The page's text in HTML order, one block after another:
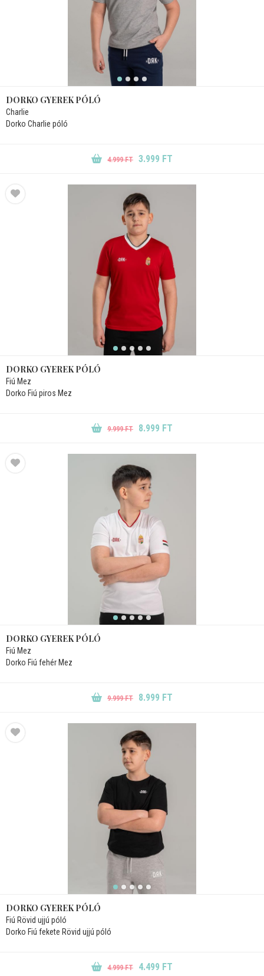
DORKO GYEREK PÓLÓ
Charlie
Dorko Charlie póló
4.999 FT 3.999 FT
DORKO GYEREK PÓLÓ
Fiú Mez
Dorko Fiú piros Mez
9.999 FT 8.999 FT
DORKO GYEREK PÓLÓ
Fiú Mez
Dorko Fiú fehér Mez
9.999 FT 8.999 FT
DORKO GYEREK PÓLÓ
Fiú Rövid ujjú póló
Dorko Fiú fekete Rövid ujjú póló
4.999 FT 4.499 FT